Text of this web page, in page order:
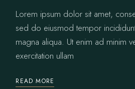
Lorem ipsum dolor sit amet,
sed do eiusmod tempor
magna aliqua. Ut enim ad minim
exercitation ullam
READ MORE